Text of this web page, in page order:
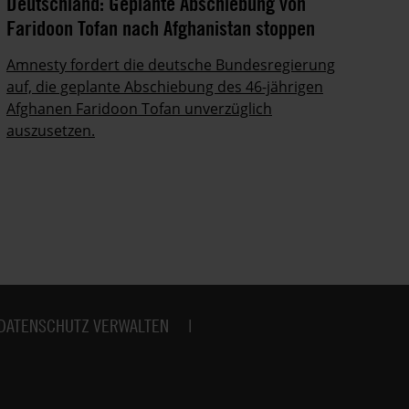
Faridoon Tofan nach Afghanistan stoppen
Amnesty fordert die deutsche Bundesregierung
auf, die geplante Abschiebung des 46-jährigen
Afghanen Faridoon Tofan unverzüglich
auszusetzen.
VERWALTEN